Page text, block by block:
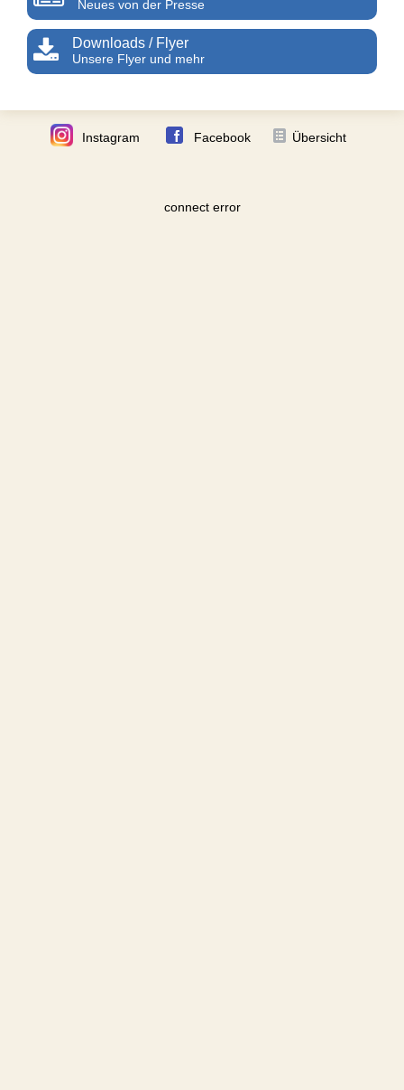
Neues von der Presse
Downloads / Flyer
Unsere Flyer und mehr
Instagram Facebook Übersicht
connect error